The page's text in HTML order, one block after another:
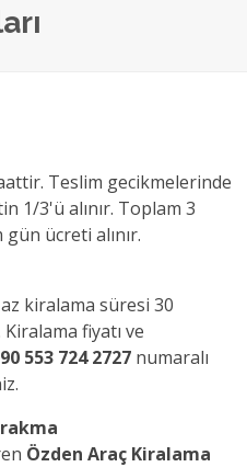
Teslim gecikmelerinde
1/3'ü alınır. Toplam 3
ücreti alınır.
kiralama süresi 30
fiyatı ve
553 724 2727 numaralı
Özden Araç Kiralama